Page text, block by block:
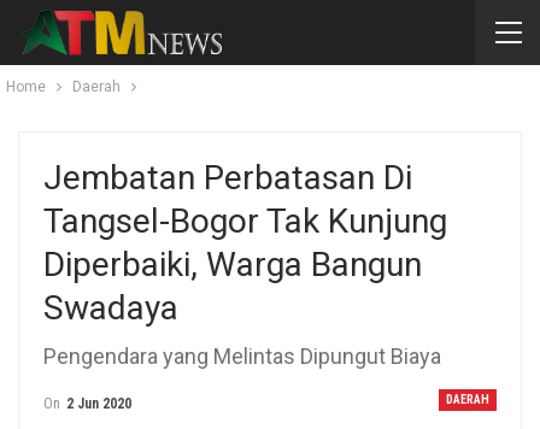
Home Daerah
Jembatan Perbatasan Di
Tangsel-Bogor Tak Kunjung
Diperbaiki, Warga Bangun
Swadaya
Pengendara yang Melintas Dipungut Biaya
DAERAH
On 2 Jun 2020